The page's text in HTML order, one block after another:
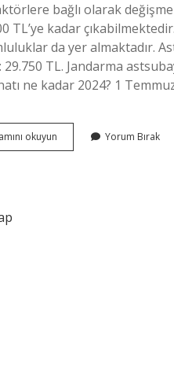
bağlı olarak
TL’ye kadar
da yer almaktadır.
29.750 TL. Jandarma
ne kadar 2024? 1
okuyun Astsubaylar
Kaç
Yorum Bırak